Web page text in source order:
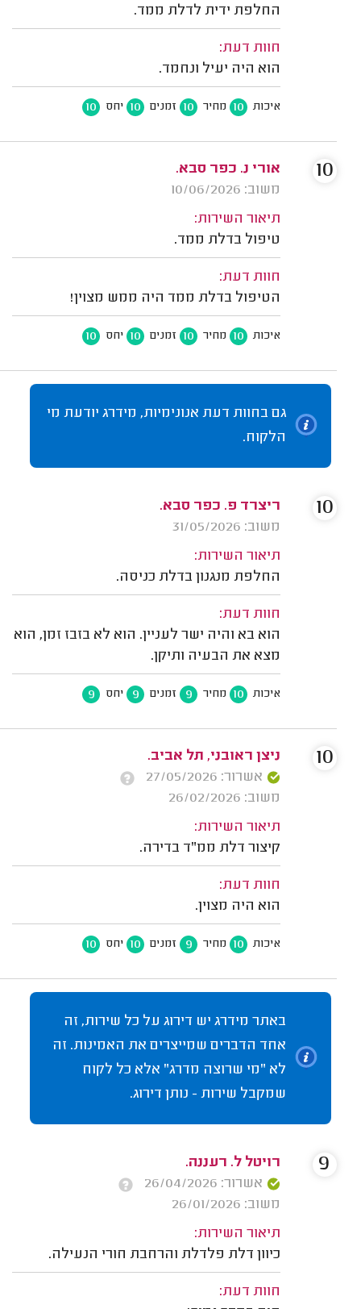
החלפת ידית לדלת ממד.
חוות דעת:
הוא היה יעיל ונחמד.
איכות 10 מחיר 10 זמנים 10 יחס 10
אורי נ. כפר סבא.
משוב: 10/06/2026
תיאור השירות:
טיפול בדלת ממד.
חוות דעת:
הטיפול בדלת ממד היה ממש מצוין!
איכות 10 מחיר 10 זמנים 10 יחס 10
10
גם בחוות דעת אנונימיות, מידרג יודעת מי
הלקוח.
ריצרד פ. כפר סבא.
משוב: 31/05/2026
תיאור השירות:
החלפת מנגנון בדלת כניסה.
חוות דעת:
הוא בא והיה ישר לעניין. הוא לא בזבז זמן, הוא
מצא את הבעיה ותיקן.
איכות 10 מחיר 9 זמנים 9 יחס 9
10
ניצן ראובני, תל אביב.
אשרור: 27/05/2026
משוב: 26/02/2026
תיאור השירות:
קיצור דלת ממ"ד בדירה.
חוות דעת:
הוא היה מצוין.
איכות 10 מחיר 9 זמנים 10 יחס 10
10
באתר מידרג יש דירוג על כל שירות, זה
אחד הדברים שמייצרים את האמינות. זה
לא "מי שרוצה מדרג" אלא כל לקוח
שמקבל שירות - נותן דירוג.
רויטל ל. רעננה.
אשרור: 26/04/2026
משוב: 26/01/2026
תיאור השירות:
כיוון דלת פלדלת והרחבת חורי הנעילה.
חוות דעת:
9